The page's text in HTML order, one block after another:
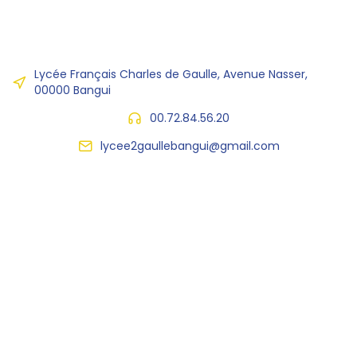
Lycée Français Charles de Gaulle, Avenue Nasser,
00000 Bangui
00.72.84.56.20
lycee2gaullebangui@gmail.com